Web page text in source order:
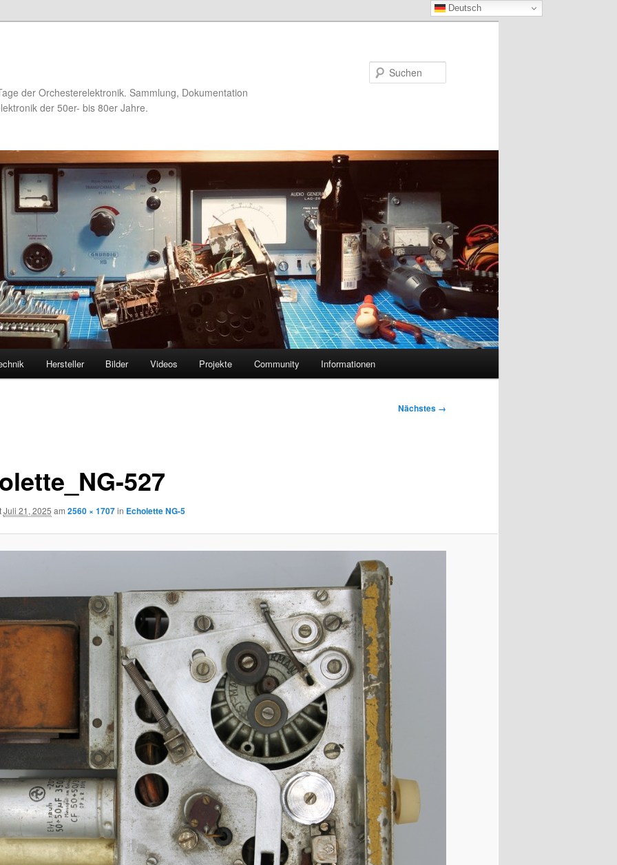
der Orchesterelektronik. Sammlung, Dokumentation
der 50er- bis 80er Jahre.
Hersteller Bilder Videos Projekte Community Informationen
Nächstes →
527
Juli 21, 2025 am 2560 × 1707in Echolette NG-5
Deutsch